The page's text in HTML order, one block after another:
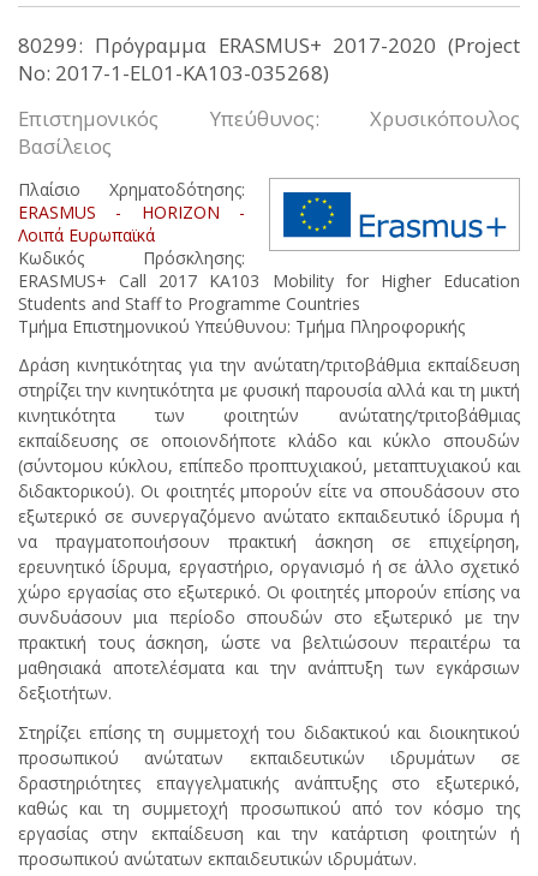
80299: Πρόγραμμα ERASMUS+ 2017-2020 (Project
No: 2017-1-EL01-KA103-035268)
Επιστημονικός Υπεύθυνος: Χρυσικόπουλος
Βασίλειος
Πλαίσιο Χρηματοδότησης:
ERASMUS - HORIZON -
Λοιπά Ευρωπαϊκά
Κωδικός Πρόσκλησης:
ERASMUS+ Call 2017 KA103 Mobility for Higher Education
Students and Staff to Programme Countries
Τμήμα Επιστημονικού Υπεύθυνου: Τμήμα Πληροφορικής
Δράση κινητικότητας για την ανώτατη/τριτοβάθμια εκπαίδευση
στηρίζει την κινητικότητα με φυσική παρουσία αλλά και τη μικτή
κινητικότητα των φοιτητών ανώτατης/τριτοβάθμιας
εκπαίδευσης σε οποιονδήποτε κλάδο και κύκλο σπουδών
(σύντομου κύκλου, επίπεδο προπτυχιακού, μεταπτυχιακού και
διδακτορικού). Οι φοιτητές μπορούν είτε να σπουδάσουν στο
εξωτερικό σε συνεργαζόμενο ανώτατο εκπαιδευτικό ίδρυμα ή
να πραγματοποιήσουν πρακτική άσκηση σε επιχείρηση,
ερευνητικό ίδρυμα, εργαστήριο, οργανισμό ή σε άλλο σχετικό
χώρο εργασίας στο εξωτερικό. Οι φοιτητές μπορούν επίσης να
συνδυάσουν μια περίοδο σπουδών στο εξωτερικό με την
πρακτική τους άσκηση, ώστε να βελτιώσουν περαιτέρω τα
μαθησιακά αποτελέσματα και την ανάπτυξη των εγκάρσιων
δεξιοτήτων.
Στηρίζει επίσης τη συμμετοχή του διδακτικού και διοικητικού
προσωπικού ανώτατων εκπαιδευτικών ιδρυμάτων σε
δραστηριότητες επαγγελματικής ανάπτυξης στο εξωτερικό,
καθώς και τη συμμετοχή προσωπικού από τον κόσμο της
εργασίας στην εκπαίδευση και την κατάρτιση φοιτητών ή
προσωπικού ανώτατων εκπαιδευτικών ιδρυμάτων.